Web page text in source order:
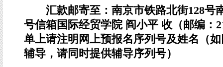
汇款邮寄至：南京市铁路北街128号
号信箱国际经贸学院 阎小平 收（邮编：
单上请注明网上预报名序列号及姓名（
辅导，请同时提供辅导序列号）